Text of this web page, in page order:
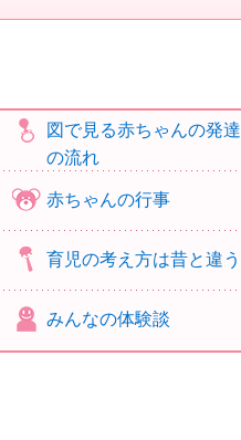
図で見る赤ちゃんの発達
の流れ
赤ちゃんの行事
育児の考え方は昔と違う
みんなの体験談